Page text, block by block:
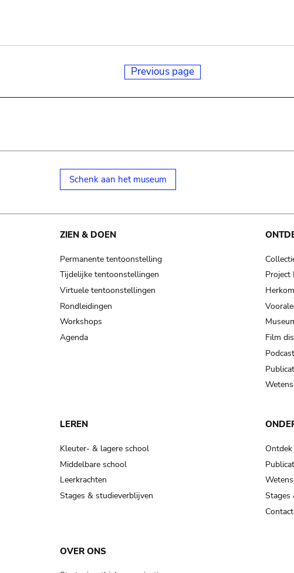
Previous page
Schenk aan het museum
ZIEN & DOEN
Permanente tentoonstelling
Tijdelijke tentoonstellingen
Virtuele tentoonstellingen
Rondleidingen
Workshops
Agenda
Project
Film
LEREN
Kleuter- & lagere school
Middelbare school
Leerkrachten
Stages & studieverblijven
Stages
OVER ONS